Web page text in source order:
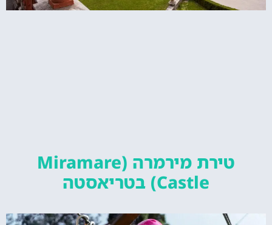
טירת מירמרה (Miramare
Castle) בטריאסטה